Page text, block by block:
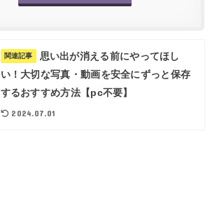
関連記事
思い出が消える前にやってほし
い！大切な写真・動画を安全にずっと保存
するおすすめ方法【pc不要】
2024.07.01